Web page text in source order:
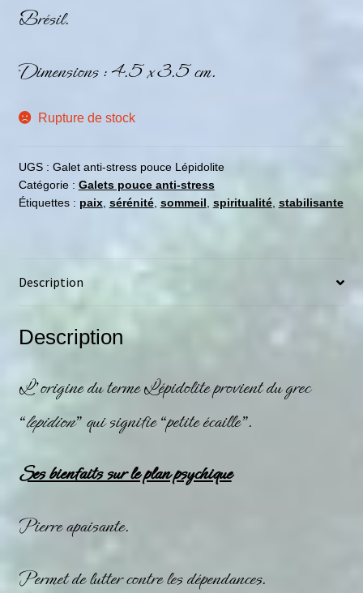
Brésil.
Dimensions : 4.5 x 3.5 cm.
Rupture de stock
UGS : Galet anti-stress pouce Lépidolite
Catégorie : Galets pouce anti-stress
Étiquettes : paix, sérénité, sommeil, spiritualité, stabilisante
Description
Description
L’origine du termeLépidoliteprovient du grec
“lepidion” qui signifie “petite écaille”.
Ses bienfaits sur le plan psychique
Pierreapaisante.
Permet de lutter contre les dépendances.